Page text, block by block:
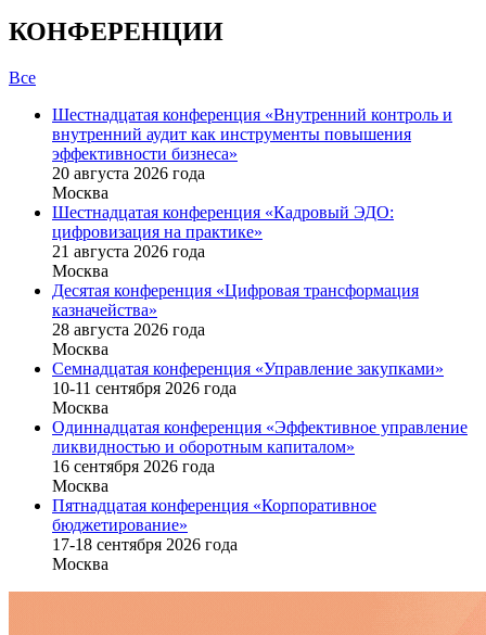
КОНФЕРЕНЦИИ
Все
Шестнадцатая конференция «Внутренний контроль и
внутренний аудит как инструменты повышения
эффективности бизнеса»
20 августа 2026 года
Москва
Шестнадцатая конференция «Кадровый ЭДО:
цифровизация на практике»
21 августа 2026 года
Москва
Десятая конференция «Цифровая трансформация
казначейства»
28 августа 2026 года
Москва
Семнадцатая конференция «Управление закупками»
10-11 сентября 2026 года
Москва
Одиннадцатая конференция «Эффективное управление
ликвидностью и оборотным капиталом»
16 cентября 2026 года
Москва
Пятнадцатая конференция «Корпоративное
бюджетирование»
17-18 сентября 2026 года
Москва